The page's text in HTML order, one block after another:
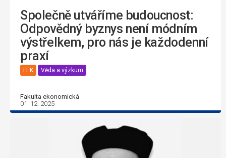
Společně utváříme budoucnost:
Odpovědný byznys není módním
výstřelkem, pro nás je každodenní
praxí
FEK Věda a výzkum
Fakulta ekonomická
01. 12. 2025